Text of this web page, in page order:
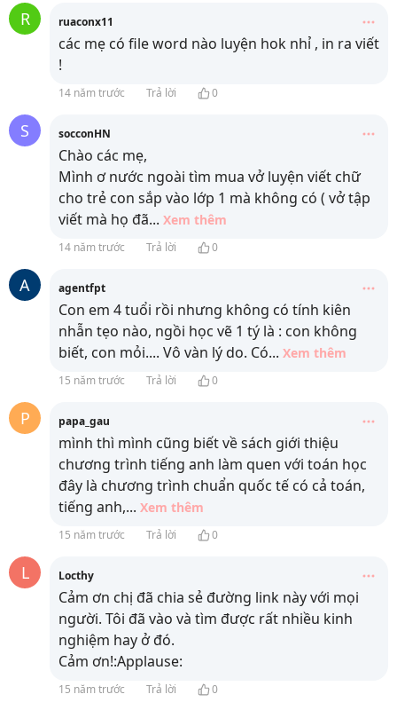
R ruaconx11
các mẹ có file word nào luyện hok nhỉ , in ra viết
!
14 năm trước Trả lời 0
S socconHN
Chào các mẹ,
Mình ơ nước ngoài tìm mua vở luyện viết chữ
cho trẻ con sắp vào lớp 1 mà không có ( vở tập
viết mà họ đã... Xem thêm
14 năm trước Trả lời 0
A agentfpt
Con em 4 tuổi rồi nhưng không có tính kiên
nhẫn tẹo nào, ngồi học vẽ 1 tý là : con không
biết, con mỏi.... Vô vàn lý do. Có... Xem thêm
15 năm trước Trả lời 0
P papa_gau
mình thì mình cũng biết về sách giới thiệu
chương trình tiếng anh làm quen với toán học
đây là chương trình chuẩn quốc tế có cả toán,
tiếng anh,... Xem thêm
15 năm trước Trả lời 0
L Locthy
Cảm ơn chị đã chia sẻ đường link này với mọi
người. Tôi đã vào và tìm được rất nhiều kinh
nghiệm hay ở đó.
Cảm ơn!:Applause:
15 năm trước Trả lời 0